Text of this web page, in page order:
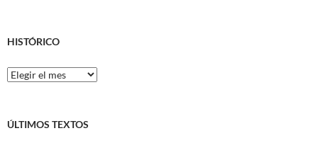
HISTÓRICO
Histórico
ÚLTIMOS TEXTOS